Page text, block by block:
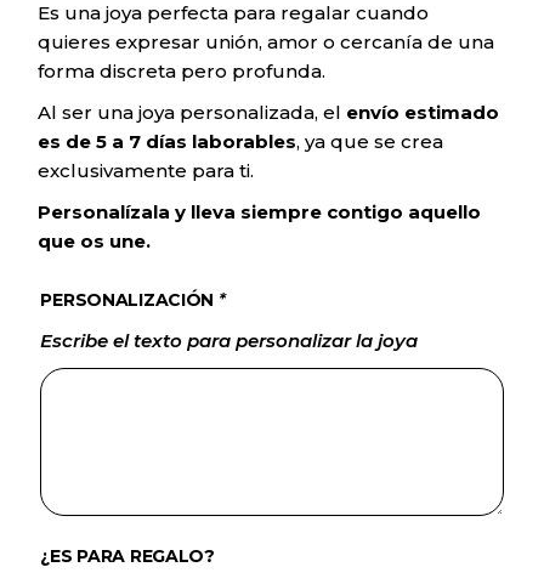
Es una joya perfecta para regalar cuando
quieres expresar unión, amor o cercanía de una
forma discreta pero profunda.
Al ser una joya personalizada, el envío estimado
es de 5 a 7 días laborables, ya que se crea
exclusivamente para ti.
Personalízala y lleva siempre contigo aquello
que os une.
PERSONALIZACIÓN *
Escribe el texto para personalizar la joya
¿ES PARA REGALO?